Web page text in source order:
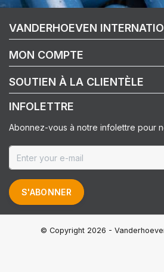
VANDERHOEVEN
MON COMPTE
SOUTIEN À LA CLIENTÈLE
INFOLETTRE
Abonnez-vous à notre infolettre pour
S'ABONNER
© Copyright 2026 -